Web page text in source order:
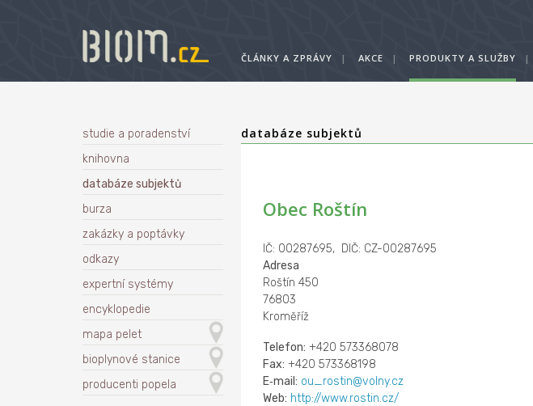
ČLÁNKY A ZPRÁVY | AKCE | PRODUKTY A SLUŽBY |
studie a poradenství
knihovna
databáze subjektů
burza
zakázky a poptávky
odkazy
expertní systémy
encyklopedie
mapa pelet
bioplynové stanice
producenti popela
databáze subjektů
Obec Roštín
IČ: 00287695, DIČ: CZ-00287695
Adresa
Roštín 450
76803
Kroměříž
Telefon: +420 573368078
Fax: +420 573368198
E‑mail: ou_rostin@volny.cz
Web: http://www.rostin.cz/